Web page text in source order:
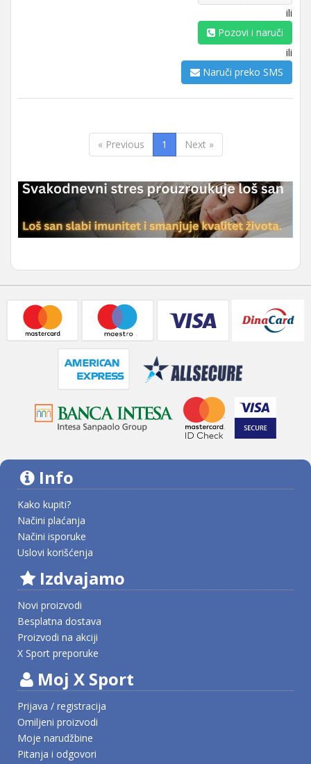
ili
Pozovi i naruči
ili
Naruči preko SMS
« Previous 1 Next »
Info
Kako kupiti?
Načini plaćanja
Načini isporuke
Uslovi korišćenja
Izdvajamo
Novi proizvodi
Besplatna dostava
Proizvodi na akciji
X Sport preporuke
Moj X Sport
Prijava / registracija
Omiljeni proizvodi
Moje narudžbine
Pitanja i odgovori